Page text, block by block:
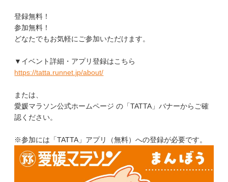
登録無料！
参加無料！
どなたでもお気軽にご参加いただけます。
▼イベント詳細・アプリ登録はこちら
https://tatta.runnet.jp/about/
または、
愛媛マラソン公式ホームページ の「TATTA」バナーからご確
認ください。
※参加には「TATTA」アプリ（無料）への登録が必要です。